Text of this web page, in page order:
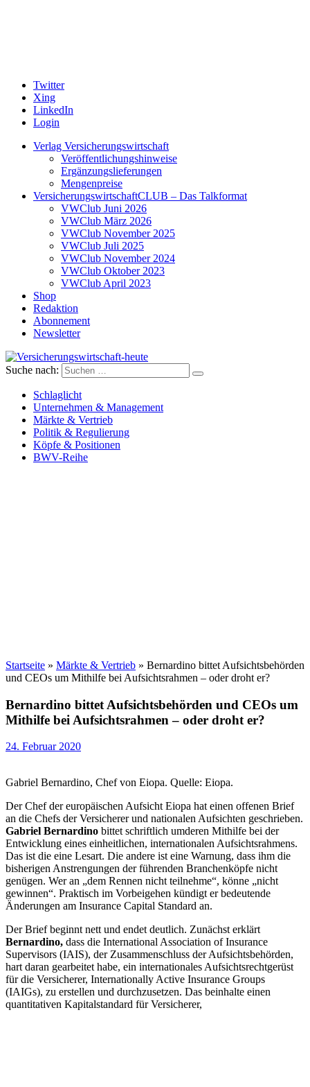
Twitter
Xing
LinkedIn
Login
Verlag Versicherungswirtschaft
Veröffentlichungshinweise
Ergänzungslieferungen
Mengenpreise
VersicherungswirtschaftCLUB – Das Talkformat
VWClub Juni 2026
VWClub März 2026
VWClub November 2025
VWClub Juli 2025
VWClub November 2024
VWClub Oktober 2023
VWClub April 2023
Shop
Redaktion
Abonnement
Newsletter
Versicherungswirtschaft-heute
Suche nach:
Schlaglicht
Unternehmen & Management
Märkte & Vertrieb
Politik & Regulierung
Köpfe & Positionen
BWV-Reihe
Startseite » Märkte & Vertrieb » Bernardino bittet Aufsichtsbehörden
und CEOs um Mithilfe bei Aufsichtsrahmen – oder droht er?
Bernardino bittet Aufsichtsbehörden und CEOs um
Mithilfe bei Aufsichtsrahmen – oder droht er?
24. Februar 2020
Gabriel Bernardino, Chef von Eiopa. Quelle: Eiopa.
Der Chef der europäischen Aufsicht Eiopa hat einen offenen Brief
an die Chefs der Versicherer und nationalen Aufsichten geschrieben.
Gabriel Bernardino bittet schriftlich umderen Mithilfe bei der
Entwicklung eines einheitlichen, internationalen Aufsichtsrahmens.
Das ist die eine Lesart. Die andere ist eine Warnung, dass ihm die
bisherigen Anstrengungen der führenden Branchenköpfe nicht
genügen. Wer an „dem Rennen nicht teilnehme“, könne „nicht
gewinnen“. Praktisch im Vorbeigehen kündigt er bedeutende
Änderungen am Insurance Capital Standard an.
Der Brief beginnt nett und endet deutlich. Zunächst erklärt
Bernardino, dass die International Association of Insurance
Supervisors (IAIS), der Zusammenschluss der Aufsichtsbehörden,
hart daran gearbeitet habe, ein internationales Aufsichtsrechtgerüst
für die Versicherer, Internationally Active Insurance Groups
(IAIGs), zu erstellen und durchzusetzen. Das beinhalte einen
quantitativen Kapitalstandard für Versicherer,